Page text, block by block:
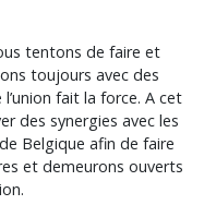
tentons de faire et
toujours avec des
fait la force. A cet
des synergies avec les
Belgique afin de faire
et demeurons ouverts